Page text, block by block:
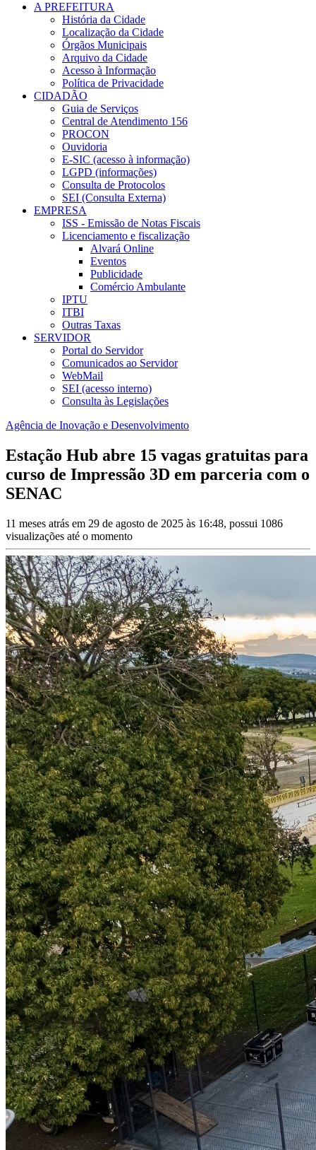
A PREFEITURA
História da Cidade
Localização da Cidade
Órgãos Municipais
Arquivo da Cidade
Acesso à Informação
Política de Privacidade
CIDADÃO
Guia de Serviços
Central de Atendimento 156
PROCON
Ouvidoria
E-SIC (acesso à informação)
LGPD (informações)
Consulta de Protocolos
SEI (Consulta Externa)
EMPRESA
ISS - Emissão de Notas Fiscais
Licenciamento e fiscalização
Alvará Online
Eventos
Publicidade
Comércio Ambulante
IPTU
ITBI
Outras Taxas
SERVIDOR
Portal do Servidor
Comunicados ao Servidor
WebMail
SEI (acesso interno)
Consulta às Legislações
Agência de Inovação e Desenvolvimento
Estação Hub abre 15 vagas gratuitas para
curso de Impressão 3D em parceria com o
SENAC
11 meses atrás em 29 de agosto de 2025 às 16:48, possui 1086
visualizações até o momento